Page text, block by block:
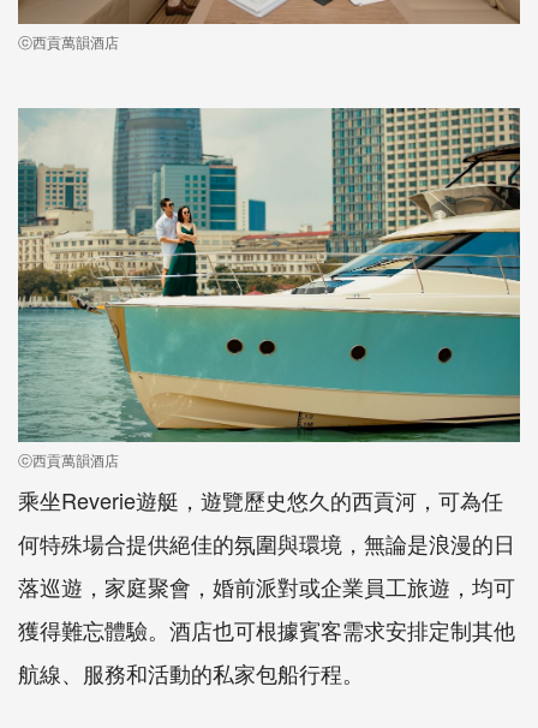
ⓒ西貢萬韻酒店
ⓒ西貢萬韻酒店
乘坐Reverie遊艇，遊覽歷史悠久的西貢河，可為任
何特殊場合提供絕佳的氛圍與環境，無論是浪漫的日
落巡遊，家庭聚會，婚前派對或企業員工旅遊，均可
獲得難忘體驗。酒店也可根據賓客需求安排定制其他
航線、服務和活動的私家包船行程。